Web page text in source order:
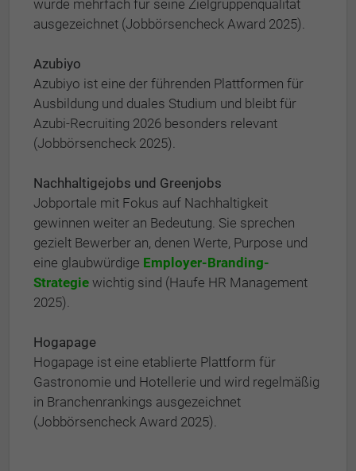
wurde mehrfach für seine Zielgruppenqualität
ausgezeichnet (Jobbörsencheck Award 2025).
Azubiyo
Azubiyo ist eine der führenden Plattformen für
Ausbildung und duales Studium und bleibt für
Azubi-Recruiting 2026 besonders relevant
(Jobbörsencheck 2025).
Nachhaltigejobs und Greenjobs
Jobportale mit Fokus auf Nachhaltigkeit
gewinnen weiter an Bedeutung. Sie sprechen
gezielt Bewerber an, denen Werte, Purpose und
eine glaubwürdige Employer-Branding-
Strategie wichtig sind (Haufe HR Management
2025).
Hogapage
Hogapage ist eine etablierte Plattform für
Gastronomie und Hotellerie und wird regelmäßig
in Branchenrankings ausgezeichnet
(Jobbörsencheck Award 2025).